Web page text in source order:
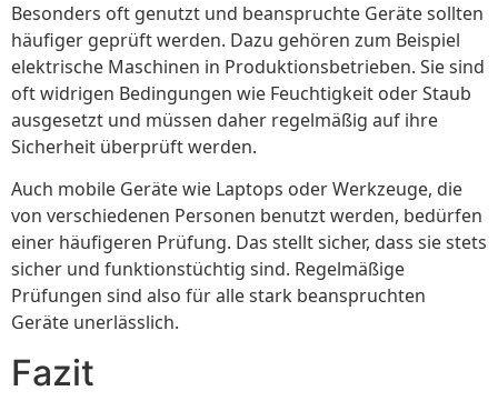
Besonders oft genutzt und beanspruchte Geräte sollten
häufiger geprüft werden. Dazu gehören zum Beispiel
elektrische Maschinen in Produktionsbetrieben. Sie sind
oft widrigen Bedingungen wie Feuchtigkeit oder Staub
ausgesetzt und müssen daher regelmäßig auf ihre
Sicherheit überprüft werden.
Auch mobile Geräte wie Laptops oder Werkzeuge, die
von verschiedenen Personen benutzt werden, bedürfen
einer häufigeren Prüfung. Das stellt sicher, dass sie stets
sicher und funktionstüchtig sind. Regelmäßige
Prüfungen sind also für alle stark beanspruchten
Geräte unerlässlich.
Fazit